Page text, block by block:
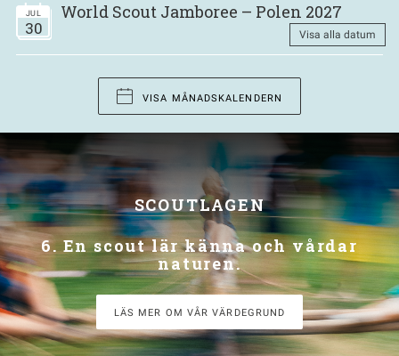
JUL
30
World Scout Jamboree – Polen 2027
Visa alla datum
VISA MÅNADSKALENDERN
SCOUTLAGEN
6. En scout lär känna och vårdar
naturen.
LÄS MER OM VÅR VÄRDEGRUND